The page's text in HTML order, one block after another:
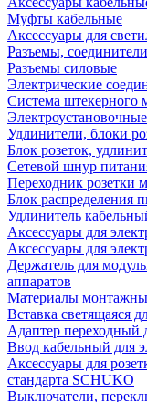
Муфты кабельные
Аксессуары для
Разъемы, соединители
Разъемы силовые
Электрические
Система штекерного
Удлинители, блоки
Блок розеток,
Сетевой шнур
Переходник розетки
Блок распределения
Удлинитель
Аксессуары для
Аксессуары для
Держатель для
аппаратов
Материалы
Вставка светящаяся
Адаптер переходный
Ввод кабельный для
Аксессуары для
стандарта SCHUKO
Выключатели,